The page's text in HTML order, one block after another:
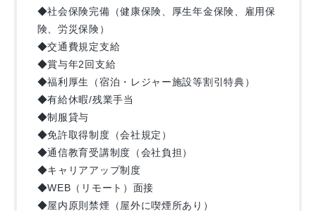
◆社会保険完備（健康保険、厚生年金保険、雇用保
険、労災保険）
◆交通費規定支給
◆賞与年2回支給
◆福利厚生（宿泊・レジャー施設等割引特典）
◆有給休暇/残業手当
◆制服貸与
◆免許取得制度（会社規定）
◆通信教育受講制度（会社負担）
◆キャリアアップ制度
◆WEB（リモート）面接
◆屋内原則禁煙（屋外に喫煙所あり）